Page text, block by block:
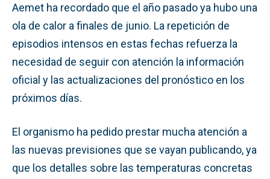
Aemet ha recordado que el año pasado ya hubo una
ola de calor a finales de junio. La repetición de
episodios intensos en estas fechas refuerza la
necesidad de seguir con atención la información
oficial y las actualizaciones del pronóstico en los
próximos días.
El organismo ha pedido prestar mucha atención a
las nuevas previsiones que se vayan publicando, ya
que los detalles sobre las temperaturas concretas